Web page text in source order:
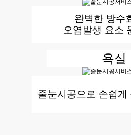
완벽한 방수
오염발생 요소
욕실
줄눈시공으로 손쉽게